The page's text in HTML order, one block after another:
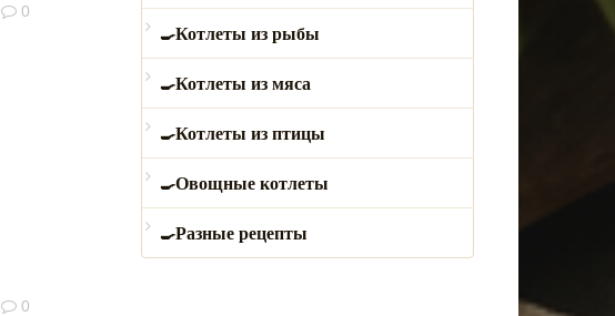
0
0
Котлеты из рыбы
Котлеты из мяса
Котлеты из птицы
Овощные котлеты
Разные рецепты